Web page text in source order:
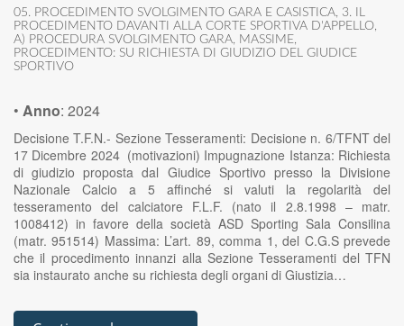
05. PROCEDIMENTO SVOLGIMENTO GARA E CASISTICA, 3. IL
PROCEDIMENTO DAVANTI ALLA CORTE SPORTIVA D'APPELLO,
A) PROCEDURA SVOLGIMENTO GARA, MASSIME,
PROCEDIMENTO: SU RICHIESTA DI GIUDIZIO DEL GIUDICE
SPORTIVO
• Anno: 2024
Decisione T.F.N.- Sezione Tesseramenti: Decisione n. 6/TFNT del
17 Dicembre 2024 (motivazioni) Impugnazione Istanza: Richiesta
di giudizio proposta dal Giudice Sportivo presso la Divisione
Nazionale Calcio a 5 affinché si valuti la regolarità del
tesseramento del calciatore F.L.F. (nato il 2.8.1998 – matr.
1008412) in favore della società ASD Sporting Sala Consilina
(matr. 951514) Massima: L’art. 89, comma 1, del C.G.S prevede
che il procedimento innanzi alla Sezione Tesseramenti del TFN
sia instaurato anche su richiesta degli organi di Giustizia…